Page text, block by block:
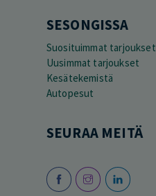
SESONGISSA
Suosituimmat tarjoukset
Uusimmat tarjoukset
Kesätekemistä
Autopesut
SEURAA MEITÄ